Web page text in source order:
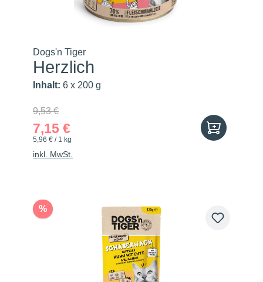
Dogs'n Tiger
Herzlich
Inhalt: 6 x 200 g
9,53 €
7,15 €
5,96 € / 1 kg
inkl. MwSt.
%